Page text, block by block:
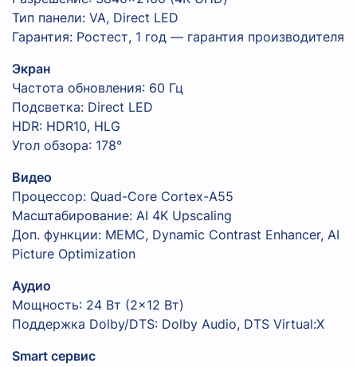
Тип панели: VA, Direct LED
Гарантия: Ростест, 1 год — гарантия производителя
Экран
Частота обновления: 60 Гц
Подсветка: Direct LED
HDR: HDR10, HLG
Угол обзора: 178°
Видео
Процессор: Quad-Core Cortex-A55
Масштабирование: AI 4K Upscaling
Доп. функции: MEMC, Dynamic Contrast Enhancer, AI
Picture Optimization
Аудио
Мощность: 24 Вт (2×12 Вт)
Поддержка Dolby/DTS: Dolby Audio, DTS Virtual:X
Smart сервис